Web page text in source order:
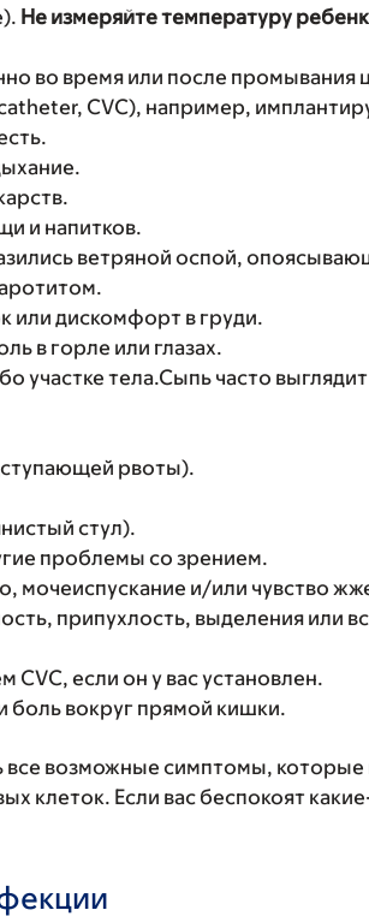
Не измеряйте температуру
во время или после промывания
CVC), например,
и напитков.
ветряной оспой,
или дискомфорт в груди.
в горле или глазах.
участке тела.Сыпь часто
рвоты).
стул).
проблемы со зрением.
мочеиспускание и/или чувство
припухлость, выделения или
если он у вас установлен.
боль вокруг прямой кишки.
возможные симптомы, которые
клеток. Если вас беспокоят